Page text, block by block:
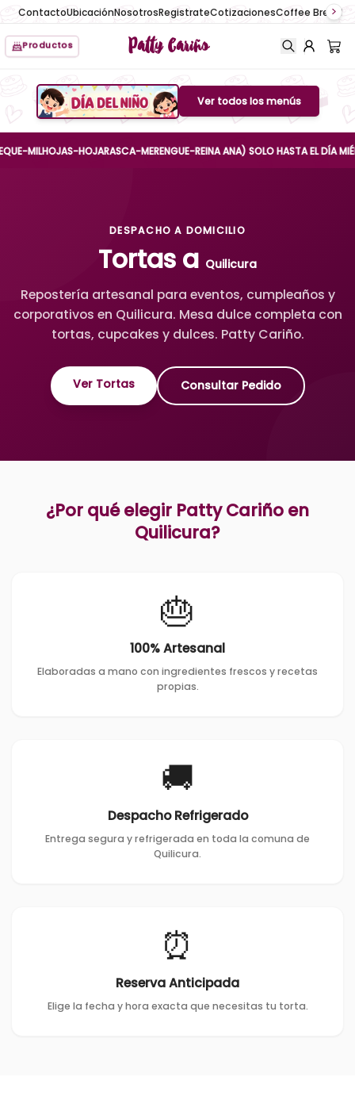
ContactoUbicaciónNosotrosRegistrateCotizacionesCoffee Break
Productos Patty Cariño
Boton de menu
Ver todos los menús
HOJARASCA-MERENGUE-REINA ANA) SOLO HASTA EL DÍA
DESPACHO A DOMICILIO
Tortas a Quilicura
Repostería artesanal para eventos, cumpleaños y
corporativos en Quilicura. Mesa dulce completa con
tortas, cupcakes y dulces. Patty Cariño.
Ver Tortas Consultar Pedido
¿Por qué elegir Patty Cariño en
Quilicura?
🎂
100% Artesanal
Elaboradas a mano con ingredientes frescos y recetas
propias.
🚚
Despacho Refrigerado
Entrega segura y refrigerada en toda la comuna de
Quilicura.
⏰
Reserva Anticipada
Elige la fecha y hora exacta que necesitas tu torta.